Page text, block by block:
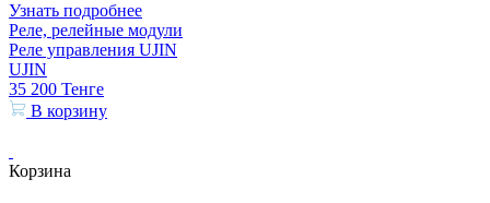
Узнать подробнее
Реле, релейные модули
Реле управления UJIN
UJIN
35 200 Тенге
В корзину
Корзина